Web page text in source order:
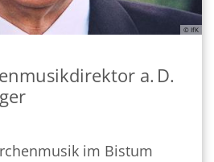
© IfK
a. D.
im Bistum